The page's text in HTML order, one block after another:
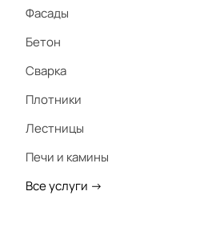
Фасады
Бетон
Сварка
Плотники
Лестницы
Печи и камины
Все услуги ->